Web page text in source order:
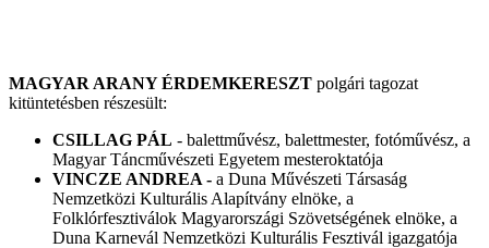
MAGYAR ARANY ÉRDEMKERESZT polgári tagozat
kitüntetésben részesült:
CSILLAG PÁL - balettművész, balettmester, fotóművész, a
Magyar Táncművészeti Egyetem mesteroktatója
VINCZE ANDREA - a Duna Művészeti Társaság
Nemzetközi Kulturális Alapítvány elnöke, a
Folklórfesztiválok Magyarországi Szövetségének elnöke, a
Duna Karnevál Nemzetközi Kulturális Fesztivál igazgatója